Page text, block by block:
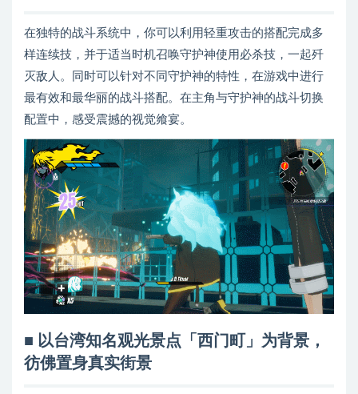
在独特的战斗系统中，你可以利用轻重攻击的搭配完成多
样连续技，并于适当时机召唤守护神使用必杀技，一起歼
灭敌人。同时可以针对不同守护神的特性，在游戏中进行
最有效和最华丽的战斗搭配。在主角与守护神的战斗切换
配置中，感受震撼的视觉飨宴。
■ 以台湾知名观光景点「西门町」为背景，
彷佛置身真实街景